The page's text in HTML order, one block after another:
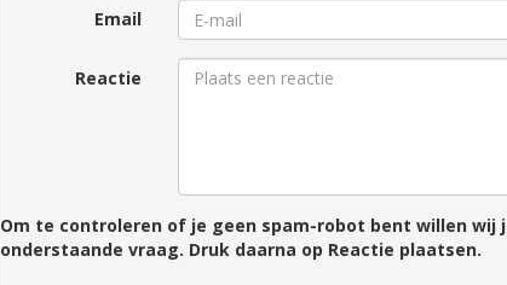
Email
Reactie
Om te controleren of je geen spam-robot bent willen wij
onderstaande vraag. Druk daarna op Reactie plaatsen.